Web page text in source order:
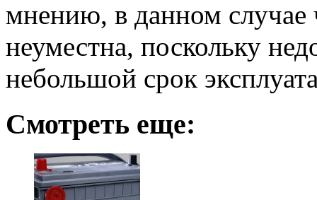
мнению, в данном случае
неуместна, поскольку
небольшой срок
Смотреть еще: